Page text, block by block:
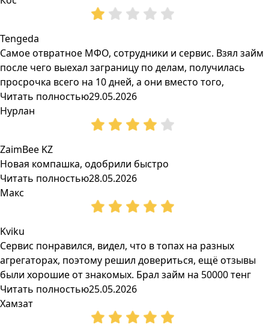
Tengeda
Самое отвратное МФО, сотрудники и сервис. Взял займ
после чего выехал заграницу по делам, получилась
просрочка всего на 10 дней, а они вместо того,
Читать полностью29.05.2026
Нурлан
ZaimBee KZ
Новая компашка, одобрили быстро
Читать полностью28.05.2026
Макс
Kviku
Сервис понравился, видел, что в топах на разных
агрегаторах, поэтому решил довериться, ещё отзывы
были хорошие от знакомых. Брал займ на 50000 тенг
Читать полностью25.05.2026
Хамзат